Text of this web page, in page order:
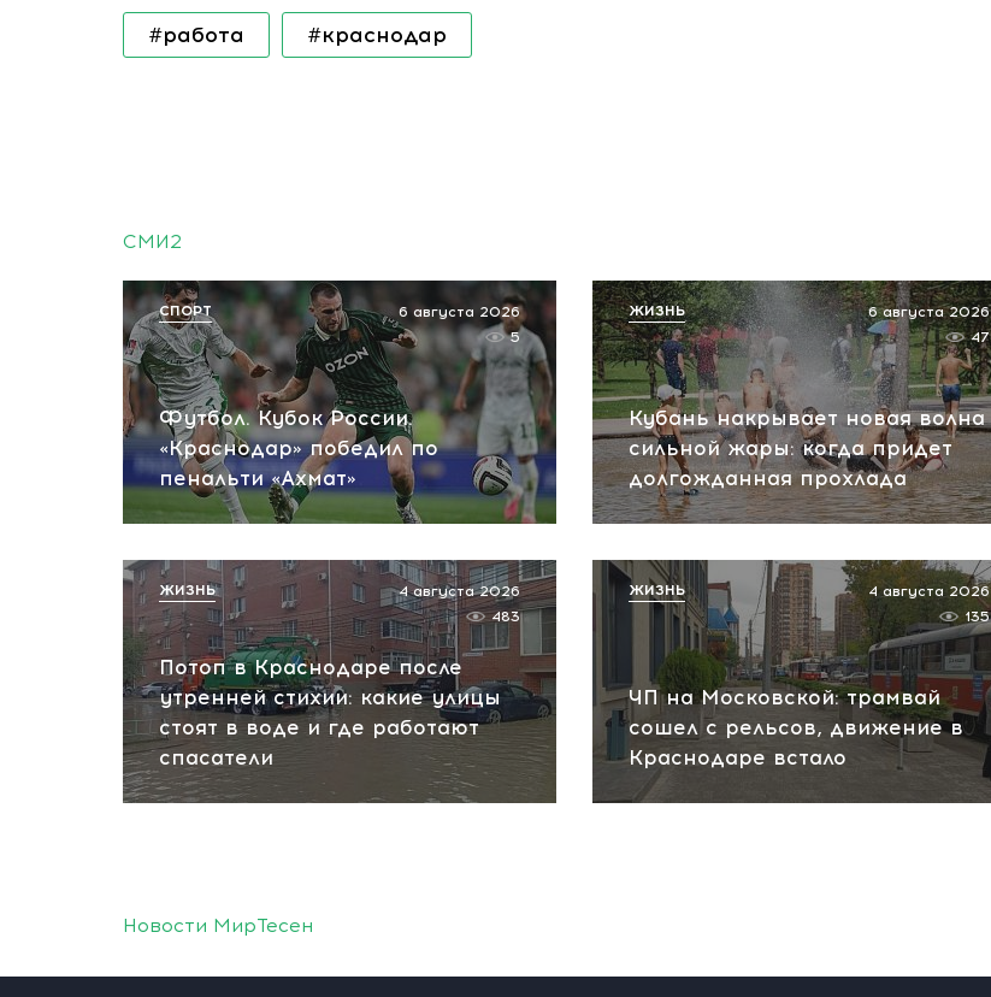
#работа #краснодар
СМИ2
Футбол. Кубок России.
«Краснодар» победил по
пенальти «Ахмат»
6 августа 2026
5
СПОРТ
Кубань накрывает новая волна
сильной жары: когда придет
долгожданная прохлада
6 августа 2026
47
ЖИЗНЬ
Потоп в Краснодаре после
утренней стихии: какие улицы
стоят в воде и где работают
спасатели
4 августа 2026
483
ЖИЗНЬ
ЧП на Московской: трамвай
сошел с рельсов, движение в
Краснодаре встало
4 августа 2026
135
ЖИЗНЬ
Новости МирТесен